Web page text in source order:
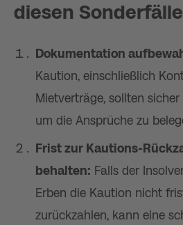
diesen
Dokumentation
Kaution, einschließlich
Mietverträge, sollten
um die Ansprüche zu
Frist zur Kautions-
behalten: Falls der
Erben die Kaution nicht
zurückzahlen, kann eine